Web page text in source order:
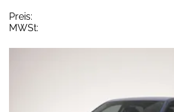
Preis:
MWSt: